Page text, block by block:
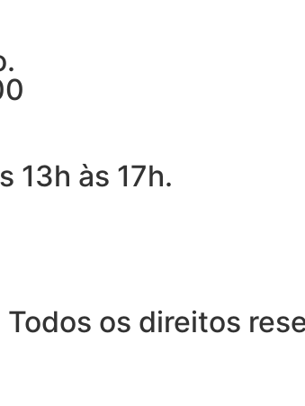
13h às 17h.
os direitos